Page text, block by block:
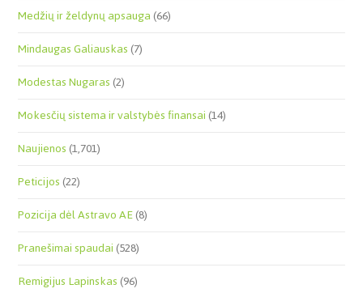
Medžių ir želdynų apsauga(66)
Mindaugas Galiauskas(7)
Modestas Nugaras(2)
Mokesčių sistema ir valstybės finansai(14)
Naujienos(1,701)
Peticijos(22)
Pozicija dėl Astravo AE(8)
Pranešimai spaudai(528)
Remigijus Lapinskas(96)